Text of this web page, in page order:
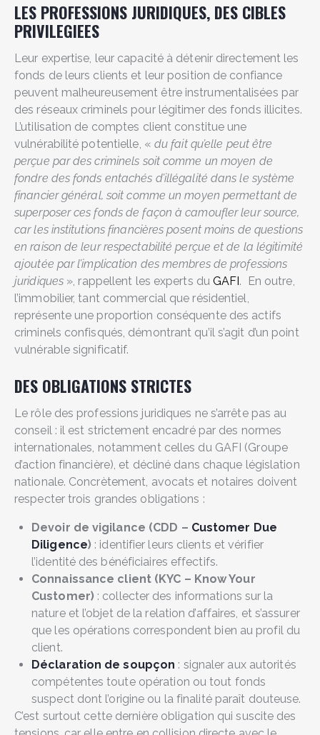
LES PROFESSIONS JURIDIQUES, DES CIBLES
PRIVILEGIEES
Leur expertise, leur capacité à détenir directement les
fonds de leurs clients et leur position de confiance
peuvent malheureusement être instrumentalisées par
des réseaux criminels pour légitimer des fonds illicites.
L’utilisation de comptes client constitue une
vulnérabilité potentielle, « du fait qu’elle peut être
perçue par des criminels soit comme un moyen de
fondre des fonds entachés d’illégalité dans le système
financier général, soit comme un moyen permettant de
superposer ces fonds de façon à camoufler leur source,
car les institutions financières posent moins de questions
en raison de leur respectabilité perçue et de la légitimité
ajoutée par l’implication des membres de professions
juridiques », rappellent les experts duGAFI. En outre,
l’immobilier, tant commercial que résidentiel,
représente une proportion conséquente des actifs
criminels confisqués, démontrant qu’il s’agit d’un point
vulnérable significatif.
DES OBLIGATIONS STRICTES
Le rôle des professions juridiques ne s’arrête pas au
conseil : il est strictement encadré par des normes
internationales, notamment celles du GAFI (Groupe
d’action financière), et décliné dans chaque législation
nationale. Concrètement, avocats et notaires doivent
respecter trois grandes obligations :
Devoir de vigilance (CDD – Customer Due
Diligence) : identifier leurs clients et vérifier
l’identité des bénéficiaires effectifs.
Connaissance client (KYC – Know Your
Customer) : collecter des informations sur la
nature et l’objet de la relation d’affaires, et s’assurer
que les opérations correspondent bien au profil du
client.
Déclaration de soupçon : signaler aux autorités
compétentes toute opération ou tout fonds
suspect dont l’origine ou la finalité paraît douteuse.
C’est surtout cette dernière obligation qui suscite des